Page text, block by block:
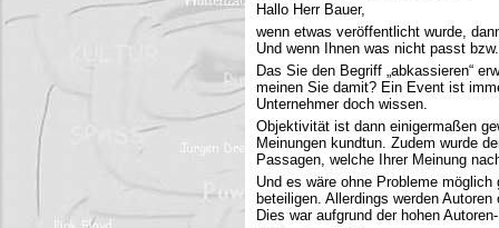
Hallo Herr Bauer,
wenn etwas veröffentlicht wurde,
Und wenn Ihnen was nicht passt
Das Sie den Begriff „abkassieren“
meinen Sie damit? Ein Event ist
Unternehmer doch wissen.
Objektivität ist dann einigermaßen
Meinungen kundtun. Zudem wurde
Passagen, welche Ihrer Meinung
Und es wäre ohne Probleme
beteiligen. Allerdings werden
Dies war aufgrund der hohen